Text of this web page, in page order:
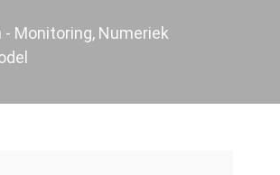
- Monitoring, Numeriek